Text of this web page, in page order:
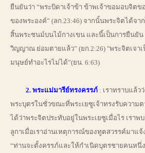
ยืนยันว่า “พระบิดาเจ้าข้า ข้าพเจ้าขอมอบจิตข
ของพระองค์” (ลก.23:46) จากนั้นพระจิตได้จา
สิ้นพระชนม์บนไม้กางเขน และนี้เป็นการยืนยัน
วิญญาณ ย่อมตายแล้ว” (ยก.2:26) "พระจิตเจา
มนุษย์ทำอะไรไม่ได้”(ยน. 6:63)
2. พระแม่มารีย์ทรงครรภ์ : เราทราบแล้ว
พระบุตรในชั่วขณะที่พระเยซูเจ้าทรงรับความต
ได้ว่าพระจิตประทับอยู่ในพระเยซูเมื่อไร เราพ
ลูกาเมื่อเราอ่านเหตุการณ์ของทูตสวรรค์มาแ
“ท่านจะตั้งครรภ์และให้กำเนิดบุตรชายคนหนึ่